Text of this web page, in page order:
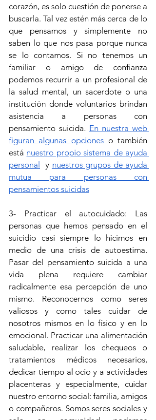
corazón, es solo cuestión de ponerse a
buscarla. Tal vez estén más cerca de lo
que pensamos y simplemente no
saben lo que nos pasa porque nunca
se lo contamos. Si no tenemos un
familiar o amigo de confianza
podemos recurrir a un profesional de
la salud mental, un sacerdote o una
institución donde voluntarios brindan
asistencia a personas con
pensamiento suicida. En nuestra web
figuran algunas opciones o también
está nuestro propio sistema de ayuda
personal
y nuestros grupos de ayuda
mutua para personas con
pensamientos suicidas
3- Practicar el autocuidado: Las
personas que hemos pensado en el
suicidio casi siempre lo hicimos en
medio de una crisis de autoestima.
Pasar del pensamiento suicida a una
vida plena requiere cambiar
radicalmente esa percepción de uno
mismo. Reconocernos como seres
valiosos y como tales cuidar de
nosotros mismos en lo físico y en lo
emocional. Practicar una alimentación
saludable, realizar los chequeos o
tratamientos médicos necesarios,
dedicar tiempo al ocio y a actividades
placenteras y especialmente, cuidar
nuestro entorno social: familia, amigos
o compañeros. Somos seres sociales y